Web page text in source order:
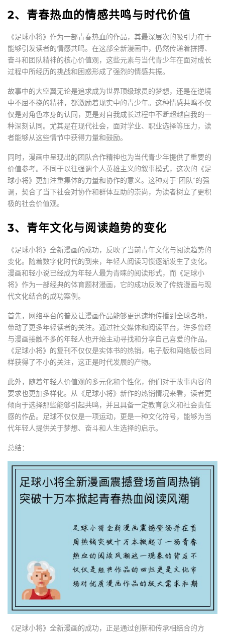
2、青春热血的情感共鸣与时代价值
《足球小将》作为一部青春热血的作品，其最深层次的吸引力在于
能够引发读者的情感共鸣。在这部全新漫画中，仍然传递着拼搏、
奋斗和团队精神的核心价值观，这些元素与当代青少年在面对成长
过程中所经历的挑战和困惑形成了强烈的情感共振。
故事中的大空翼无论是追求成为世界顶级球员的梦想，还是在逆境
中不屈不挠的精神，都激励着现实中的青少年。这种情感共鸣不仅
仅是对角色本身的认同，更是对自我成长过程中不断超越自我的一
种深刻认同。尤其是在现代社会，面对学业、职业选择等压力，读
者能够从这些情节中获得力量和鼓励。
同时，漫画中呈现出的团队合作精神也为当代青少年提供了重要的
价值参考。不同于以往强调个人英雄主义的叙事模式，这次的《足
球小将》更加注重集体的力量和协作的意义。这种对于“团队”的强
调，契合了当下社会对协作和群体互助的崇尚，为读者树立了更积
极的社会价值观。
3、青年文化与阅读趋势的变化
《足球小将》全新漫画的成功，反映了当前青年文化与阅读趋势的
变化。随着数字化时代的到来，年轻人阅读习惯逐渐发生了变化。
漫画和轻小说已经成为年轻人最为青睐的阅读形式，而《足球小
将》作为一部经典的体育题材漫画，它的成功反映了传统漫画与现
代文化结合的成功案例。
首先，网络平台的普及让漫画作品能够更迅速地传播到全球各地，
带动了更多年轻读者的关注。通过社交媒体和阅读平台，许多曾经
与漫画接触不多的年轻人也开始主动寻找和分享自己喜爱的作品。
《足球小将》的复刊不仅仅是实体书的热销，电子版和网络版也同
样获得了不小的关注，这正是时代发展的产物。
此外，随着年轻人价值观的多元化和个性化，他们对于故事内容的
要求也更加多样化。从《足球小将》新作的热销情况来看，读者更
倾向于选择那些能够引起共鸣，并且具备一定教育意义和社会责任
感的作品。足球不仅仅是一项运动，更是一种文化符号，能够为当
代年轻人提供关于梦想、奋斗和人生选择的启示。
总结：
《足球小将》全新漫画的成功，正是通过创新和传承相结合的方